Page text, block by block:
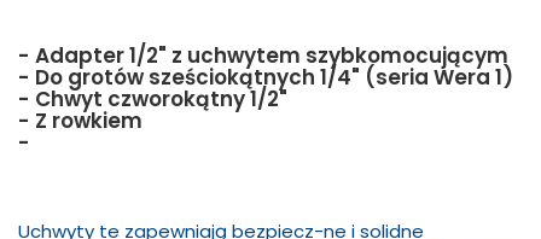
- Adapter 1/2" z uchwytem szybkomocującym
- Do grotów sześciokątnych 1/4" (seria Wera 1)
- Chwyt czworokątny 1/2"
- Z rowkiem
-
Uchwyty te zapewniają bezpiecz-ne i solidne